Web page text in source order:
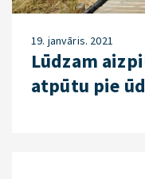
19. janvāris. 2021
Lūdzam
atpūtu pie